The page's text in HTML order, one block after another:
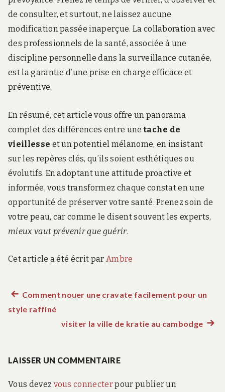
de consulter, et surtout, ne laissez aucune
modification passée inaperçue. La collaboration avec
des professionnels de la santé, associée à une
discipline personnelle dans la surveillance cutanée,
est la garantie d’une prise en charge efficace et
préventive.
En résumé, cet article vous offre un panorama
complet des différences entre unetache de
vieillesse et un potentiel mélanome, en insistant
sur les repères clés, qu’ils soient esthétiques ou
évolutifs. En adoptant une attitude proactive et
informée, vous transformez chaque constat en une
opportunité de préserver votre santé. Prenez soin de
votre peau, car comme le disent souvent les experts,
mieux vaut prévenir que guérir.
Cet article a été écrit par Ambre
Navigation
Article
précédent :
Comment nouer une cravate facilement pour un
style raffiné
visiter la ville de kratie au cambodge
LAISSER UN COMMENTAIRE
Vous devez vous connecterpour publier un